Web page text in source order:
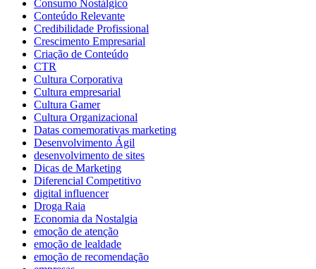
Consumo Nostálgico
Conteúdo Relevante
Credibilidade Profissional
Crescimento Empresarial
Criação de Conteúdo
CTR
Cultura Corporativa
Cultura empresarial
Cultura Gamer
Cultura Organizacional
Datas comemorativas marketing
Desenvolvimento Ágil
desenvolvimento de sites
Dicas de Marketing
Diferencial Competitivo
digital influencer
Droga Raia
Economia da Nostalgia
emoção de atenção
emoção de lealdade
emoção de recomendação